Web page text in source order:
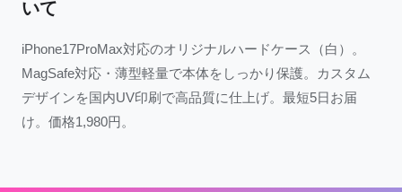
いて
iPhone17ProMax対応のオリジナルハードケース（白）。
MagSafe対応・薄型軽量で本体をしっかり保護。カスタム
デザインを国内UV印刷で高品質に仕上げ。最短5日お届
け。価格1,980円。